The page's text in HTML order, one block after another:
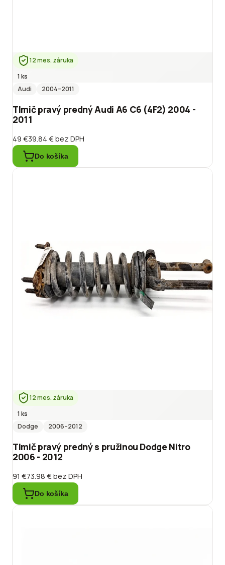
12 mes. záruka
1 ks
Audi
2004–2011
Tlmič pravý predný Audi A6 C6 (4F2) 2004 -
2011
49 €39.84 €bez DPH
Do košíka
12 mes. záruka
1 ks
Dodge
2006–2012
Tlmič pravý predný s pružinou Dodge Nitro
2006 - 2012
91 €73.98 €bez DPH
Do košíka